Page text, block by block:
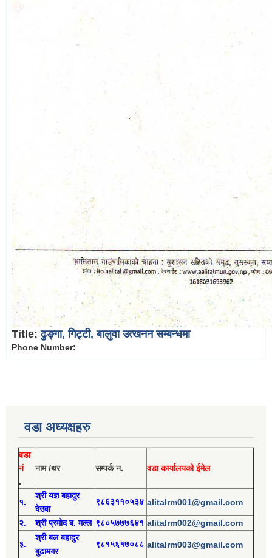
Title:ढुङ्गा, गिट्टी, बालुवा उत्खनन सम्बन्धमा
Phone Number:
वडा अध्यक्षहरु
वडा
नं
.
नाम /थर सम्पर्क न. वडा कार्यालयको ईमेल
१.
श्री यज्ञ बहादुर
देउवा
९८६३११०५३४ alitalrm001@gmail.com
२. श्रीप्रमोदब. मल्ल ९८०५७७७६४१ alitalrm002@gmail.com
३.
श्रीबल बहादुर
बुढामगर
९८१५६१७०८८ alitalrm003@gmail.com